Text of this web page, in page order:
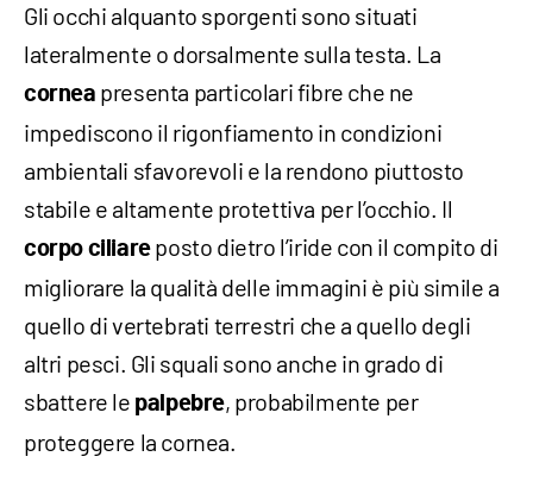
Gli occhi alquanto sporgenti sono situati
lateralmente o dorsalmente sulla testa. La
cornea presenta particolari fibre che ne
impediscono il rigonfiamento in condizioni
ambientali sfavorevoli e la rendono piuttosto
stabile e altamente protettiva per l’occhio. Il
corpo ciliareposto dietro l’iride con il compito di
migliorare la qualità delle immagini è più simile a
quello di vertebrati terrestri che a quello degli
altri pesci. Gli squali sono anche in grado di
sbattere le palpebre, probabilmente per
proteggere la cornea.